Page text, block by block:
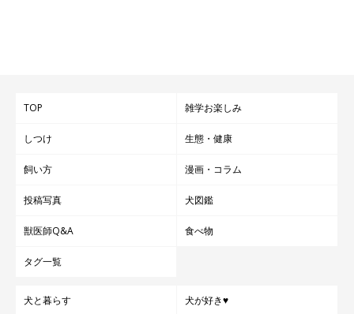
TOP 雑学お楽しみ
しつけ 生態・健康
飼い方 漫画・コラム
投稿写真 犬図鑑
獣医師Q&A 食べ物
タグ一覧
犬と暮らす 犬が好き♥